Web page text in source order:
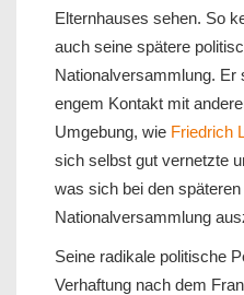
Elternhauses sehen. So
auch seine spätere
Nationalversammlung. Er
engem Kontakt mit
Umgebung, wie Friedrich
sich selbst gut vernetzte
was sich bei den
Nationalversammlung
Seine radikale politische
Verhaftung nach dem